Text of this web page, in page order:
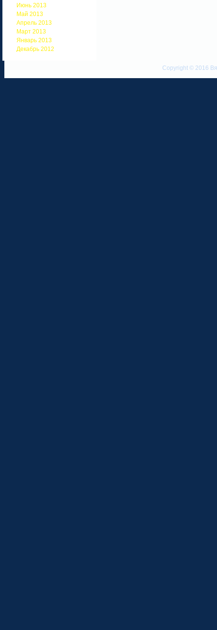
Июнь 2013
Май 2013
Апрель 2013
Март 2013
Январь 2013
Декабрь 2012
Copyright © 2016